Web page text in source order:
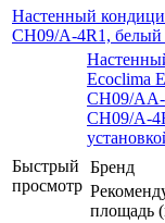
Настенный
CH09/A-4R1, белый
Быстрый
просмотр
Ecoclima
CH09/
CH09/A-
Бренд
площадь